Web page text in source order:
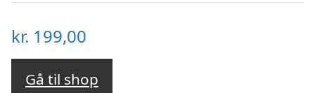
kr. 199,00
Gå til shop